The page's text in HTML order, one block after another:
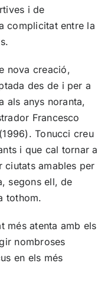
i de
complicitat entre la
nova creació,
des de i per a
als anys noranta,
Francesco
Tonucci creu
i que cal tornar a
ciutats amables per
segons ell, de
tothom.
més atenta amb els
nombroses
en els més